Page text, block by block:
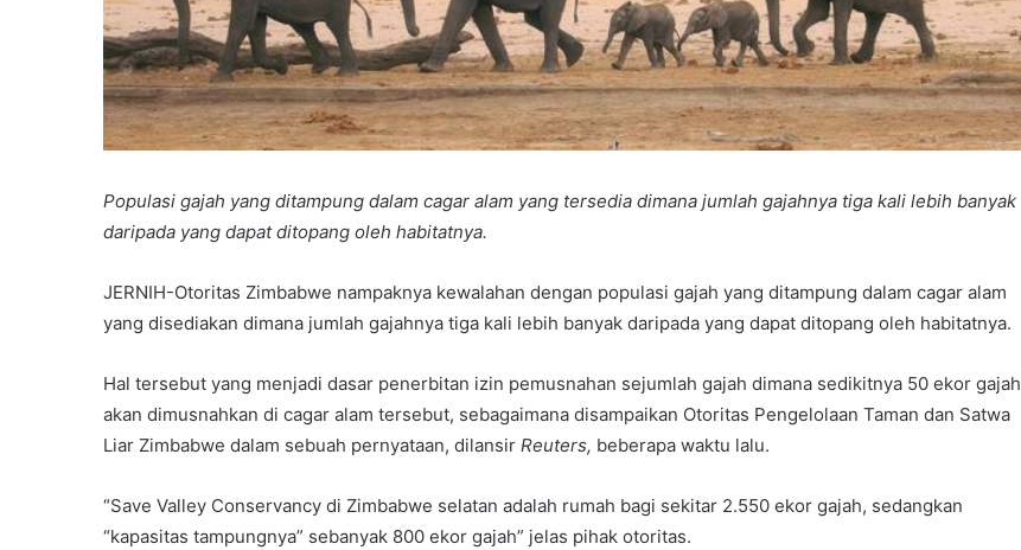
Populasi gajah yang ditampung dalam cagar alam yang tersedia dimana jumlah gajahnya tiga kali lebih banyak
daripada yang dapat ditopang oleh habitatnya.
JERNIH-Otoritas Zimbabwe nampaknya kewalahan dengan populasi gajah yang ditampung dalam cagar alam
yang disediakan dimana jumlah gajahnya tiga kali lebih banyak daripada yang dapat ditopang oleh habitatnya.
Hal tersebut yang menjadi dasar penerbitan izin pemusnahan sejumlah gajah dimana sedikitnya 50 ekor gajah
akan dimusnahkan di cagar alam tersebut, sebagaimana disampaikan Otoritas Pengelolaan Taman dan Satwa
Liar Zimbabwe dalam sebuah pernyataan, dilansir Reuters, beberapa waktu lalu.
“Save Valley Conservancy di Zimbabwe selatan adalah rumah bagi sekitar 2.550 ekor gajah, sedangkan
“kapasitas tampungnya” sebanyak 800 ekor gajah” jelas pihak otoritas.